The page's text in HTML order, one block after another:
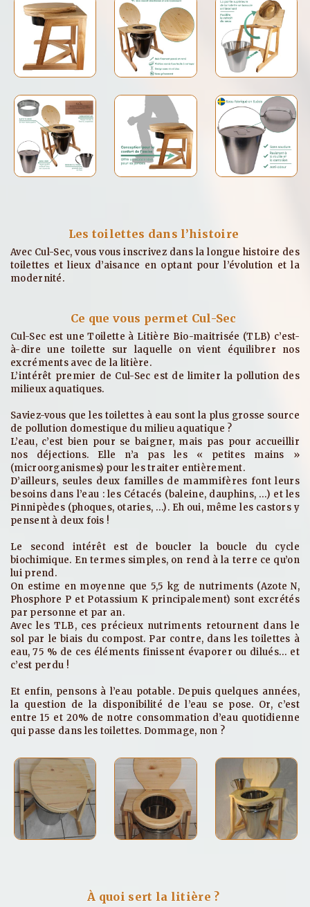
Les toilettes dans l’histoire
Avec Cul-Sec, vous vous inscrivez dans la longue histoire des
toilettes et lieux d’aisance en optant pour l’évolution et la
modernité.
Ce que vous permet Cul-Sec
Cul-Sec est une Toilette à Litière Bio-maitrisée (TLB) c’est-
à-dire une toilette sur laquelle on vient équilibrer nos
excréments avec de la litière.
L’intérêt premier de Cul-Sec est de limiter la pollution des
milieux aquatiques.
Saviez-vous que les toilettes à eau sont la plus grosse source
de pollution domestique du milieu aquatique ?
L’eau, c’est bien pour se baigner, mais pas pour accueillir
nos déjections. Elle n’a pas les « petites mains »
(microorganismes) pour les traiter entièrement.
D’ailleurs, seules deux familles de mammifères font leurs
besoins dans l’eau : les Cétacés (baleine, dauphins, …) et les
Pinnipèdes (phoques, otaries, …). Eh oui, même les castors y
pensent à deux fois !
Le second intérêt est de boucler la boucle du cycle
biochimique. En termes simples, on rend à la terre ce qu’on
lui prend.
On estime en moyenne que 5,5 kg de nutriments (Azote N,
Phosphore P et Potassium K principalement) sont excrétés
par personne et par an.
Avec les TLB, ces précieux nutriments retournent dans le
sol par le biais du compost. Par contre, dans les toilettes à
eau, 75 % de ces éléments finissent évaporer ou dilués… et
c’est perdu !
Et enfin, pensons à l’eau potable. Depuis quelques années,
la question de la disponibilité de l’eau se pose. Or, c’est
entre 15 et 20% de notre consommation d’eau quotidienne
qui passe dans les toilettes. Dommage, non ?
À quoi sert la litière ?